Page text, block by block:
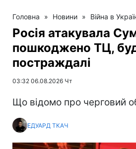
Головна » Новини » Війна в
Росія атакувала
пошкоджено ТЦ,
постраждалі
03:32 06.08.2026 Чт
Що відомо про черговий
ЕДУАРД ТКАЧ